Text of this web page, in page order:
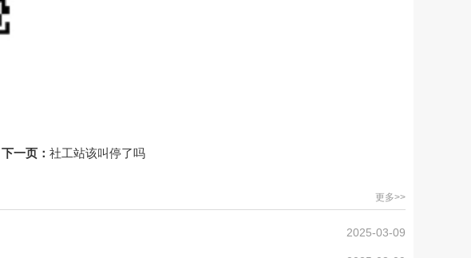
下一页： 社工站该叫停了吗
更多>>
2025-03-09